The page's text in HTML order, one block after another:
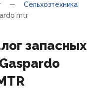
Сельхозтехника
mtr
запасных